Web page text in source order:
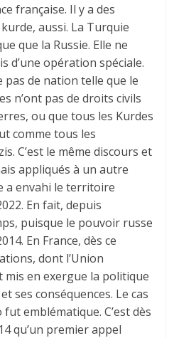
française. Il y a des
aussi. La Turquie
que la Russie. Elle ne
d’une opération spéciale.
pas de nation telle que le
n’ont pas de droits civils
ou que tous les Kurdes
comme tous les
C’est le même discours et
appliqués à un autre
a envahi le territoire
En fait, depuis
puisque le pouvoir russe
En France, dès ce
dont l’Union
mis en exergue la politique
ses conséquences. Le cas
emblématique. C’est dès
qu’un premier appel